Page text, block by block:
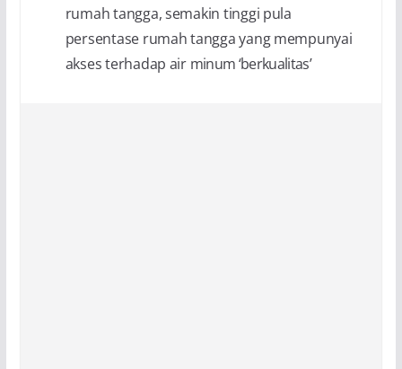
rumah tangga, semakin tinggi pula
persentase rumah tangga yang mempunyai
akses terhadap air minum ‘berkualitas’